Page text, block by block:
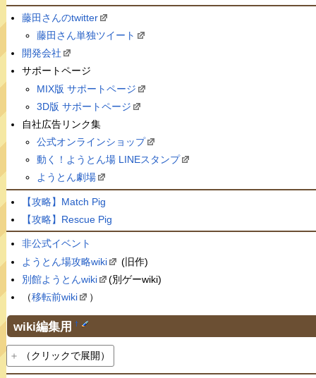
藤田さんのtwitter
藤田さん単独ツイート
開発会社
サポートページ
MIX版 サポートページ
3D版 サポートページ
自社広告リンク集
公式オンラインショップ
動く！ようとん場 LINEスタンプ
ようとん劇場
【攻略】Match Pig
【攻略】Rescue Pig
非公式イベント
ようとん場攻略wiki
(旧作)
別館ようとんwiki
(別ゲーwiki)
（移転前wiki ）
wiki編集用 †
（クリックで展開）